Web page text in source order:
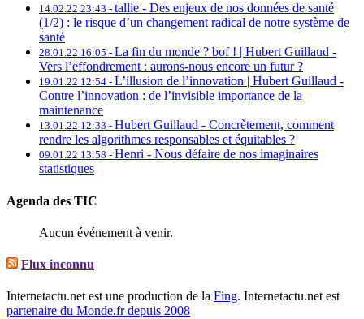
14.02.22 23:43 - tallie - Des enjeux de nos données de santé
(1/2) : le risque d’un changement radical de notre système de
santé
28.01.22 16:05 - La fin du monde ? bof ! | Hubert Guillaud -
Vers l’effondrement : aurons-nous encore un futur ?
19.01.22 12:54 - L’illusion de l’innovation | Hubert Guillaud -
Contre l’innovation : de l’invisible importance de la
maintenance
13.01.22 12:33 - Hubert Guillaud - Concrètement, comment
rendre les algorithmes responsables et équitables ?
09.01.22 13:58 - Henri - Nous défaire de nos imaginaires
statistiques
Agenda des TIC
Aucun événement à venir.
Flux inconnu
Internetactu.net est une production de la Fing. Internetactu.net est
partenaire du Monde.fr depuis 2008